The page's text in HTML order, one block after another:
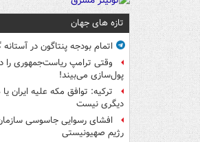
تازه های جهان
اتمام بودجه پنتاگون در
وقتی ترامپ ریاست‌جمهوری را
پول‌سازی می‌بیند!
ترکیه: توافق مکه علیه ایران
دیگری نیست
افشای رسوایی جاسوسی
رژیم صهیونیستی